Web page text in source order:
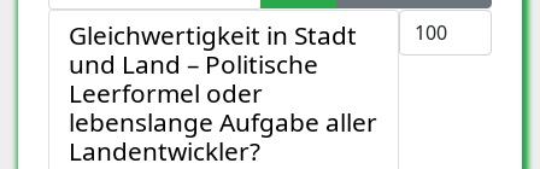
Anzeige #
Gleichwertigkeit in Stadt
und Land – Politische
Leerformel oder
lebenslange Aufgabe aller
Landentwickler?